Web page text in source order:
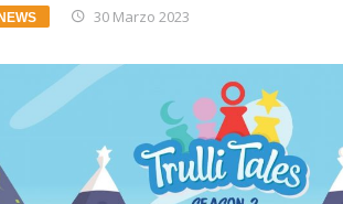
NEWS 30 Marzo 2023